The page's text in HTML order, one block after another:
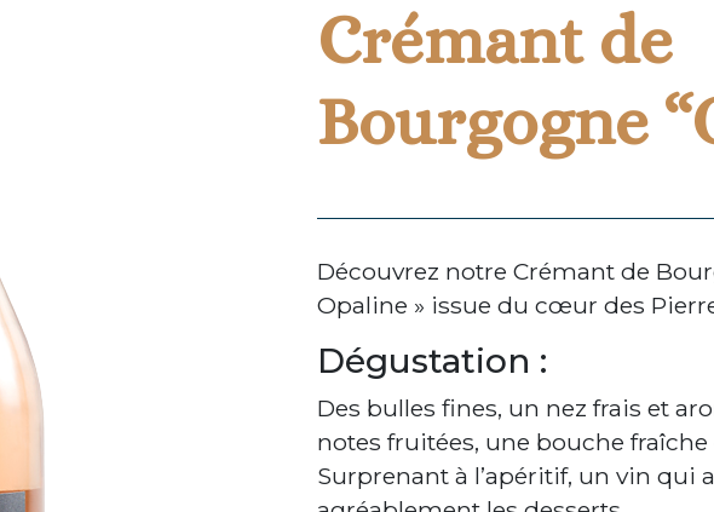
Crémant de
Bourgogne
Découvrez notre Crémant de
Opaline » issue du cœur des
Dégustation :
Des bulles fines, un nez frais et
notes fruitées, une bouche fraîche
Surprenant à l’apéritif, un vin qui